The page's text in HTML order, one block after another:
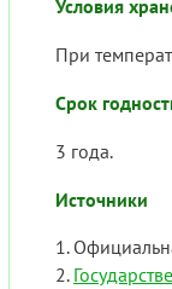
Условия
При
Срок
3 года.
Источники